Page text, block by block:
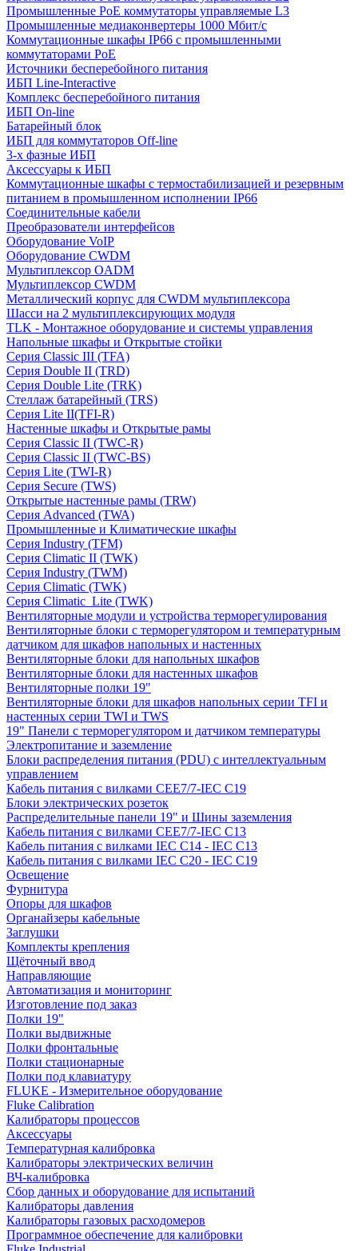
Промышленные PoE коммутаторы управляемые L3
Промышленные медиаконвертеры 1000 Мбит/с
Коммутационные шкафы IP66 c промышленными
коммутаторами PoE
Источники бесперебойного питания
ИБП Line-Interactive
Комплекс бесперебойного питания
ИБП On-line
Батарейный блок
ИБП для коммутаторов Off-line
3-х фазные ИБП
Аксессуары к ИБП
Коммутационные шкафы с термостабилизацией и резервным
питанием в промышленном исполнении IP66
Соединительные кабели
Преобразователи интерфейсов
Оборудование VoIP
Оборудование CWDM
Мультиплекcор OADM
Мультиплексор CWDM
Металлический корпус для CWDM мультиплексора
Шасси на 2 мультиплексирующих модуля
TLK - Монтажное оборудование и системы управления
Напольные шкафы и Открытые стойки
Серия Classic III (TFA)
Серия Double II (TRD)
Серия Double Lite (TRK)
Стеллаж батарейный (TRS)
Серия Lite II(TFI-R)
Настенные шкафы и Открытые рамы
Серия Classic II (TWC-R)
Серия Classic II (TWC-BS)
Серия Lite (TWI-R)
Серия Secure (TWS)
Открытые настенные рамы (TRW)
Серия Advanced (TWA)
Промышленные и Климатические шкафы
Серия Industry (TFM)
Серия Climatic II (TWK)
Серия Industry (TWM)
Серия Climatic (TWK)
Серия Climatic_Lite (TWK)
Вентиляторные модули и устройства терморегулирования
Вентиляторные блоки с терморегулятором и температурным
датчиком для шкафов напольных и настенных
Вентиляторные блоки для напольных шкафов
Вентиляторные блоки для настенных шкафов
Вентиляторные полки 19"
Вентиляторные блоки для шкафов напольных серии TFI и
настенных серии TWI и TWS
19" Панели с терморегулятором и датчиком температуры
Электропитание и заземление
Блоки распределения питания (PDU) с интеллектуальным
управлением
Кабель питания с вилками CEE7/7-IEC C19
Блоки электрических розеток
Распределительные панели 19" и Шины заземления
Кабель питания с вилками CEE7/7-IEC C13
Кабель питания с вилками IEC C14 - IEC C13
Кабель питания с вилками IEC C20 - IEC C19
Освещение
Фурнитура
Опоры для шкафов
Органайзеры кабельные
Заглушки
Комплекты крепления
Щёточный ввод
Направляющие
Автоматизация и мониторинг
Изготовление под заказ
Полки 19"
Полки выдвижные
Полки фронтальные
Полки стационарные
Полки под клавиатуру
FLUKE - Измерительное оборудование
Fluke Calibration
Калибраторы процессов
Аксессуары
Температурная калибровка
Калибраторы электрических величин
ВЧ-калибровка
Сбор данных и оборудование для испытаний
Калибраторы давления
Калибраторы газовых расходомеров
Программное обеспечение для калибровки